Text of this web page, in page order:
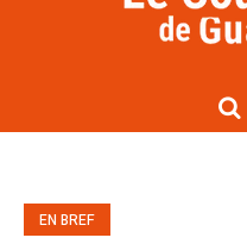
EN BREF